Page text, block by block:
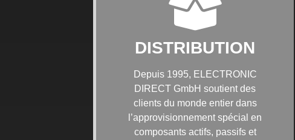
DISTRIBUTION
Depuis 1995, ELECTRONIC
DIRECT GmbH soutient des
clients du monde entier dans
l’approvisionnement spécial en
composants actifs, passifs et